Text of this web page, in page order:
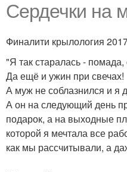
Сердечки на
Финалити крылология
"Я так старалась -
Да ещё и ужин при свечах!
А муж не соблазнился и я
А он на следующий день
подарок, а на выходные
которой я мечтала все
как мы рассчитывали, а